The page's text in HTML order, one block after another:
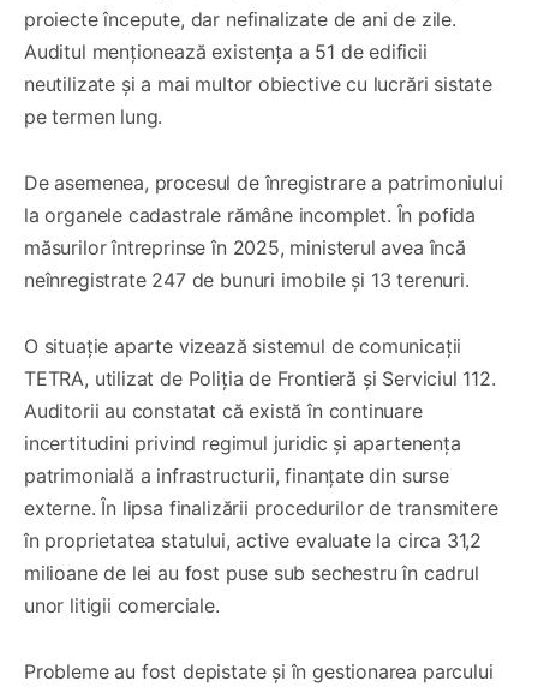
proiecte începute, dar nefinalizate de ani de zile.
Auditul menționează existența a 51 de edificii
neutilizate și a mai multor obiective cu lucrări sistate
pe termen lung.
De asemenea, procesul de înregistrare a patrimoniului
la organele cadastrale rămâne incomplet. În pofida
măsurilor întreprinse în 2025, ministerul avea încă
neînregistrate 247 de bunuri imobile și 13 terenuri.
O situație aparte vizează sistemul de comunicații
TETRA, utilizat de Poliția de Frontieră și Serviciul 112.
Auditorii au constatat că există în continuare
incertitudini privind regimul juridic și apartenența
patrimonială a infrastructurii, finanțate din surse
externe. În lipsa finalizării procedurilor de transmitere
în proprietatea statului, active evaluate la circa 31,2
milioane de lei au fost puse sub sechestru în cadrul
unor litigii comerciale.
Probleme au fost depistate și în gestionarea parcului